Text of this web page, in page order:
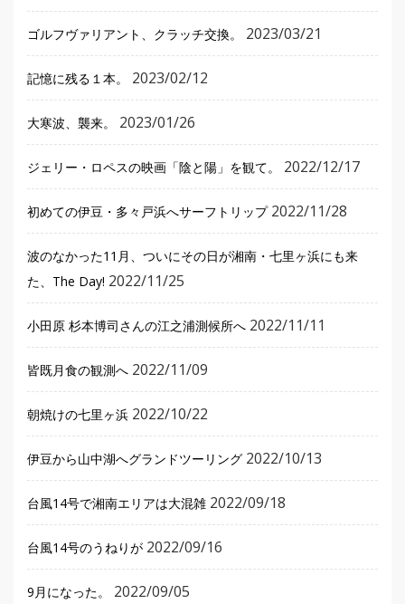
ゴルフヴァリアント、クラッチ交換。 2023/03/21
記憶に残る１本。 2023/02/12
大寒波、襲来。 2023/01/26
ジェリー・ロペスの映画「陰と陽」を観て。 2022/12/17
初めての伊豆・多々戸浜へサーフトリップ 2022/11/28
波のなかった11月、ついにその日が湘南・七里ヶ浜にも来
た、The Day! 2022/11/25
小田原 杉本博司さんの江之浦測候所へ 2022/11/11
皆既月食の観測へ 2022/11/09
朝焼けの七里ヶ浜 2022/10/22
伊豆から山中湖へグランドツーリング 2022/10/13
台風14号で湘南エリアは大混雑 2022/09/18
台風14号のうねりが 2022/09/16
9月になった。 2022/09/05